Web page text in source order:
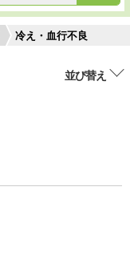
冷え・血行不良
並び替え